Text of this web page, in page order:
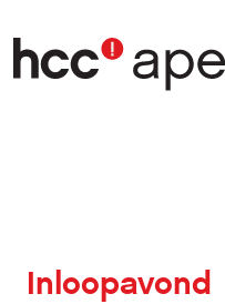
Inloopavond